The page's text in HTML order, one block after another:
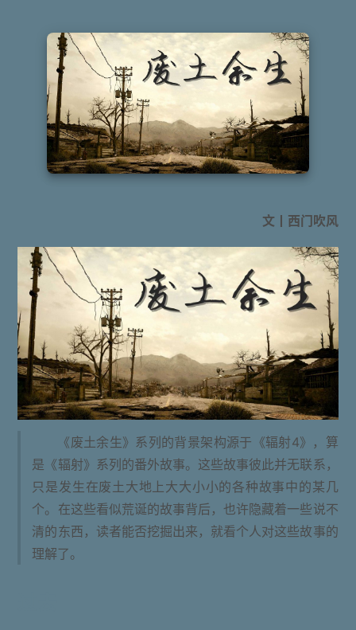
文丨西门吹风
《废土余生》系列的背景架构源于《辐射4》，算
是《辐射》系列的番外故事。这些故事彼此并无联系，
只是发生在废土大地上大大小小的各种故事中的某几
个。在这些看似荒诞的故事背后，也许隐藏着一些说不
清的东西，读者能否挖掘出来，就看个人对这些故事的
理解了。